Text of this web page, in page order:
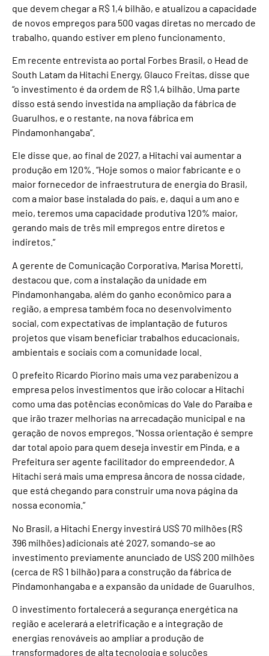
que devem chegar a R$ 1,4 bilhão, e atualizou a capacidade
de novos empregos para 500 vagas diretas no mercado de
trabalho, quando estiver em pleno funcionamento.
Em recente entrevista ao portal Forbes Brasil, o Head de
South Latam da Hitachi Energy, Glauco Freitas, disse que
“o investimento é da ordem de R$ 1,4 bilhão. Uma parte
disso está sendo investida na ampliação da fábrica de
Guarulhos, e o restante, na nova fábrica em
Pindamonhangaba”.
Ele disse que, ao final de 2027, a Hitachi vai aumentar a
produção em 120%. “Hoje somos o maior fabricante e o
maior fornecedor de infraestrutura de energia do Brasil,
com a maior base instalada do país, e, daqui a um ano e
meio, teremos uma capacidade produtiva 120% maior,
gerando mais de três mil empregos entre diretos e
indiretos.”
A gerente de Comunicação Corporativa, Marisa Moretti,
destacou que, com a instalação da unidade em
Pindamonhangaba, além do ganho econômico para a
região, a empresa também foca no desenvolvimento
social, com expectativas de implantação de futuros
projetos que visam beneficiar trabalhos educacionais,
ambientais e sociais com a comunidade local.
O prefeito Ricardo Piorino mais uma vez parabenizou a
empresa pelos investimentos que irão colocar a Hitachi
como uma das potências econômicas do Vale do Paraíba e
que irão trazer melhorias na arrecadação municipal e na
geração de novos empregos. “Nossa orientação é sempre
dar total apoio para quem deseja investir em Pinda, e a
Prefeitura ser agente facilitador do empreendedor. A
Hitachi será mais uma empresa âncora de nossa cidade,
que está chegando para construir uma nova página da
nossa economia.”
No Brasil, a Hitachi Energy investirá US$ 70 milhões (R$
396 milhões) adicionais até 2027, somando-se ao
investimento previamente anunciado de US$ 200 milhões
(cerca de R$ 1 bilhão) para a construção da fábrica de
Pindamonhangaba e a expansão da unidade de Guarulhos.
O investimento fortalecerá a segurança energética na
região e acelerará a eletrificação e a integração de
energias renováveis ao ampliar a produção de
transformadores de alta tecnologia e soluções